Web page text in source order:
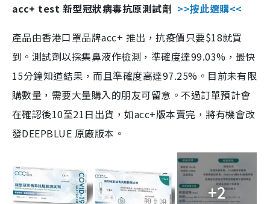
acc+ test 新型冠狀病毒抗原測試劑 >>按此選購<<
產品由香港口罩品牌acc+ 推出，抗疫價只要$18就買
到。測試劑以採集鼻液作檢測，準確度達99.03%，最快
15分鐘知道結果，而且準確度高達97.25%。目前未有限
購數量，需要大量購入的朋友可留意。不過訂單預計會
在確認後10至21日出貨，如acc+版本賣完，將有機會改
發DEEPBLUE 原廠版本。
+2